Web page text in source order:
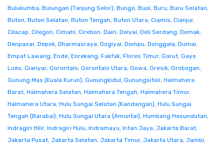
Bulukumba, Bulungan (Tanjung Selor), Bungo, Buol, Buru, Buru Selatan,
Buton, Buton Selatan, Buton Tengah, Buton Utara, Ciamis, Cianjur,
Cilacap, Cilegon, Cimahi, Cirebon, Dairi, Deiyai, Deli Serdang, Demak,
Denpasar, Depok, Dharmasraya, Dogiyai, Dompu, Donggala, Dumai,
Empat Lawang, Ende, Enrekang, Fakfak, Flores Timur, Garut, Gayo
Lues, Gianyar, Gorontalo, Gorontalo Utara, Gowa, Gresik, Grobogan,
Gunung Mas (Kuala Kurun), Gunungkidul, Gunungsitoli, Halmahera
Barat, Halmahera Selatan, Halmahera Tengah, Halmahera Timur,
Halmahera Utara, Hulu Sungai Selatan (Kandangan), Hulu Sungai
Tengah (Barabai), Hulu Sungai Utara (Amuntai), Humbang Hasundutan,
Indragiri Hilir, Indragiri Hulu, Indramayu, Intan Jaya, Jakarta Barat,
Jakarta Pusat, Jakarta Selatan, Jakarta Timur, Jakarta Utara, Jambi,